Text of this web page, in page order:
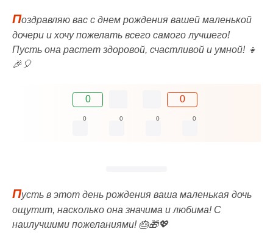
Поздравляю вас с днем рождения вашей маленькой
дочери и хочу пожелать всего самого лучшего!
Пусть она растет здоровой, счастливой и умной! 👧
🎉🎈
0 0
0 0 0 0
Пусть в этот день рождения ваша маленькая дочь
ощутит, насколько она значима и любима! С
наилучшими пожеланиями! 🎂🎁💖